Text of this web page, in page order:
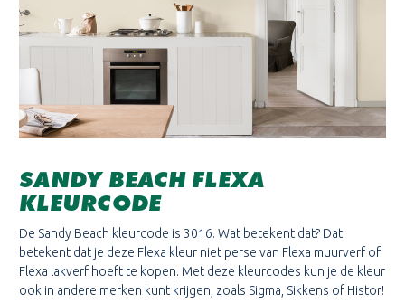
SANDY BEACH FLEXA
KLEURCODE
De Sandy Beach kleurcode is 3016. Wat betekent dat? Dat
betekent dat je deze Flexa kleur niet perse van Flexa muurverf of
Flexa lakverf hoeft te kopen. Met deze kleurcodes kun je de kleur
ook in andere merken kunt krijgen, zoals Sigma, Sikkens of Histor!